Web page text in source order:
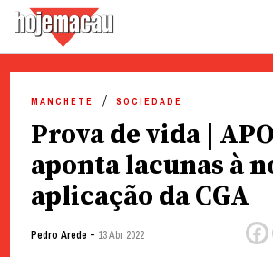
content
MANCHETE SOCIEDADE
Prova de vida |
aponta lacunas à
aplicação da CGA
Pedro Arede - 13 Abr 2022